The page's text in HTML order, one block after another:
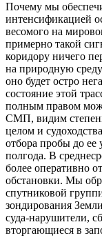
Почему мы
интенсификацией
весомого на
примерно такой
коридору ничего
на природную
оно будет остро
состояние этой
полным правом
СМП, видим степень
целом и
отбора пробы до ее
полгода. В
более оперативно
обстановки. Мы
спутниковой
зондирования
суда-нарушители,
вторгающиеся в